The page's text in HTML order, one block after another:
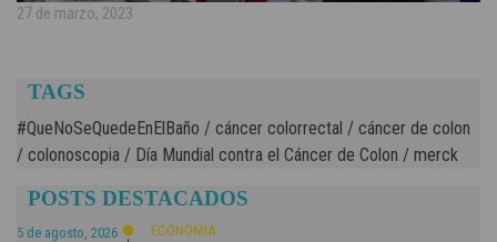
27 de marzo, 2023
TAGS
#QueNoSeQuedeEnElBaño / cáncer colorrectal / cáncer de colon
/ colonoscopia / Día Mundial contra el Cáncer de Colon / merck
POSTS DESTACADOS
5 de agosto, 2026 ECONOMÍA